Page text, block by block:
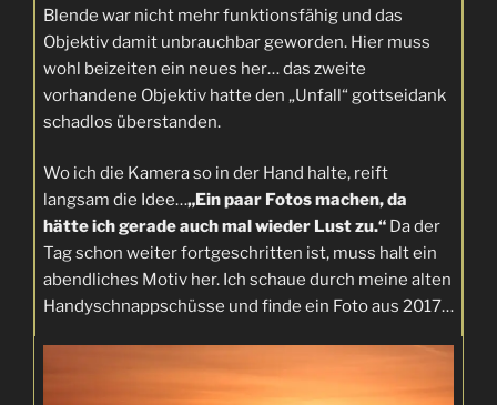
Blende war nicht mehr funktionsfähig und das
Objektiv damit unbrauchbar geworden. Hier muss
wohl beizeiten ein neues her… das zweite
vorhandene Objektiv hatte den „Unfall“ gottseidank
schadlos überstanden.
Wo ich die Kamera so in der Hand halte, reift
langsam die Idee…„Ein paar Fotos machen, da
hätte ich gerade auch mal wieder Lust zu.“ Da der
Tag schon weiter fortgeschritten ist, muss halt ein
abendliches Motiv her. Ich schaue durch meine alten
Handyschnappschüsse und finde ein Foto aus 2017…